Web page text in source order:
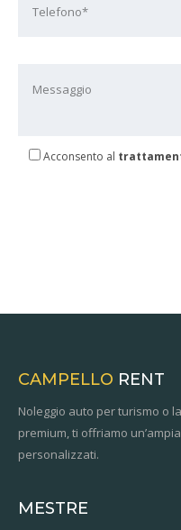
Acconsento al
CAMPELLO RENT
Noleggio auto per turismo o
premium, ti offriamo
personalizzati.
MESTRE